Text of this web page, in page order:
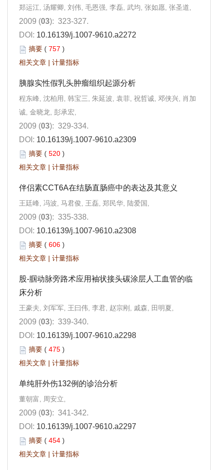
郑运江, 汤耀卿, 刘伟, 毛恩强, 李磊, 武均, 张如愿, 张圣道,
2009 (03): 323-327.
DOI: 10.16139/j.1007-9610.a2272
摘要 ( 757 )
相关文章 | 计量指标
胰腺实性假乳头肿瘤组织起源分析
程东峰, 沈柏用, 韩宝三, 朱延波, 袁菲, 祝哲诚, 邓侠兴, 肖加
诚, 金晓龙, 彭承宏,
2009 (03): 329-334.
DOI: 10.16139/j.1007-9610.a2309
摘要 ( 520 )
相关文章 | 计量指标
伴侣素CCT6A在结肠直肠癌中的表达及其意义
王廷峰, 冯波, 马君俊, 王磊, 郑民华, 陆爱国,
2009 (03): 335-338.
DOI: 10.16139/j.1007-9610.a2308
摘要 ( 606 )
相关文章 | 计量指标
股-腘动脉旁路术应用袖状接头碳涂层人工血管的临
床分析
王豪夫, 刘军军, 王曰伟, 李君, 赵宗刚, 戚森, 田明夏,
2009 (03): 339-340.
DOI: 10.16139/j.1007-9610.a2298
摘要 ( 475 )
相关文章 | 计量指标
单纯肝外伤132例的诊治分析
董朝富, 周安立,
2009 (03): 341-342.
DOI: 10.16139/j.1007-9610.a2297
摘要 ( 454 )
相关文章 | 计量指标